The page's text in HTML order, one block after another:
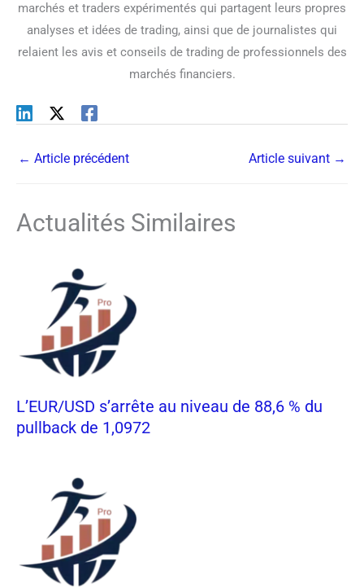
marchés et traders expérimentés qui partagent leurs propres
analyses et idées de trading, ainsi que de journalistes qui
relaient les avis et conseils de trading de professionnels des
marchés financiers.
← Article précédent Article suivant →
Actualités Similaires
L’EUR/USD s’arrête au niveau de 88,6 % du
pullback de 1,0972